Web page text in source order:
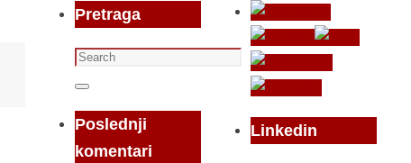
Pretraga
Search
for:
Search
Poslednji
komentari
Linkedin